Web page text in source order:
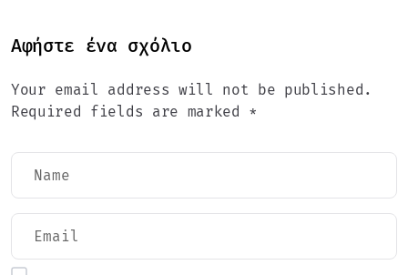
Αφήστε ένα σχόλιο
Your email address will not be published.
Required fields are marked *